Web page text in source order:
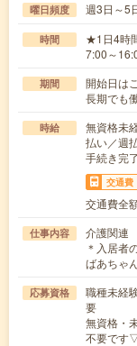
曜日頻度 週3日～5
時間
★1日4時
7:00～
期間
開始日は
長期でも
時給
無資格未
払い／週
手続き完
交通費
交通費全
仕事内容
介護関連
＊入居者
ばあちゃ
応募資格
職種未経
要
無資格・
不要です